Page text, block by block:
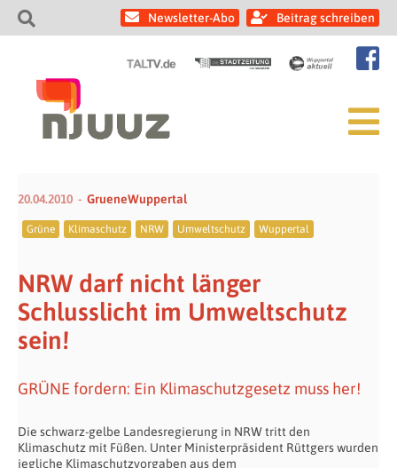
Newsletter-Abo Beitrag schreiben
20.04.2010 GrueneWuppertal
Grüne Klimaschutz NRW Umweltschutz Wuppertal
NRW darf nicht länger
Schlusslicht im Umweltschutz
sein!
GRÜNE fordern: Ein Klimaschutzgesetz muss her!
Die schwarz-gelbe Landesregierung in NRW tritt den
Klimaschutz mit Füßen. Unter Ministerpräsident Rüttgers wurden
jegliche Klimaschutzvorgaben aus dem